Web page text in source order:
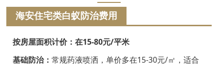
嘉兴白蚁防治
平湖白蚁防治
海安住宅类白蚁防治费用
按房屋面积计价：在15-80元/平米
基础防治： 常规药液喷洒，单价多在15-30元/㎡，适合